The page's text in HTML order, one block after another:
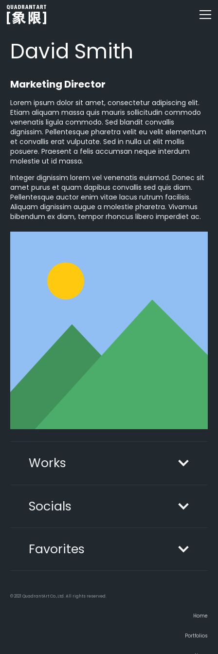
David Smith
Marketing Director
Lorem ipsum dolor sit amet, consectetur adipiscing elit.
Etiam aliquam massa quis mauris sollicitudin commodo
venenatis ligula commodo. Sed blandit convallis
dignissim. Pellentesque pharetra velit eu velit elementum
et convallis erat vulputate. Sed in nulla ut elit mollis
posuere. Praesent a felis accumsan neque interdum
molestie ut id massa.
Integer dignissim lorem vel venenatis euismod. Donec sit
amet purus et quam dapibus convallis sed quis diam.
Pellentesque auctor enim vitae lacus rutrum facilisis.
Aliquam dignissim augue a molestie pharetra. Vivamus
bibendum ex diam, tempor rhoncus libero imperdiet ac.
Works
Socials
Favorites
© 2021 QuadrantArt Co.,Ltd. All rights reserved.
Home
Portfolios